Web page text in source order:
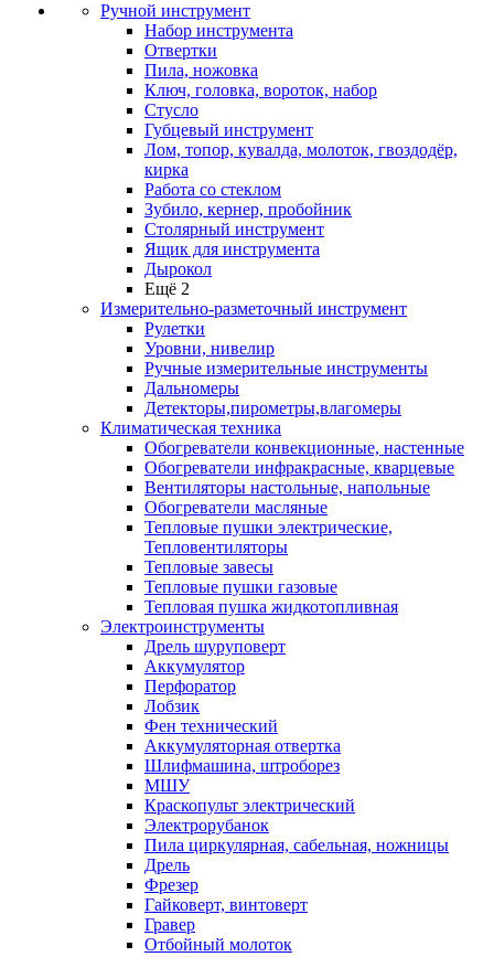
Ручной инструмент
Набор инструмента
Отвертки
Пила, ножовка
Ключ, головка, вороток, набор
Стусло
Губцевый инструмент
Лом, топор, кувалда, молоток, гвоздодёр,
кирка
Работа со стеклом
Зубило, кернер, пробойник
Столярный инструмент
Ящик для инструмента
Дырокол
Ещё 2
Измерительно-разметочный инструмент
Рулетки
Уровни, нивелир
Ручные измерительные инструменты
Дальномеры
Детекторы,пирометры,влагомеры
Климатическая техника
Обогреватели конвекционные, настенные
Обогреватели инфракрасные, кварцевые
Вентиляторы настольные, напольные
Обогреватели масляные
Тепловые пушки электрические,
Тепловентиляторы
Тепловые завесы
Тепловые пушки газовые
Тепловая пушка жидкотопливная
Электроинструменты
Дрель шуруповерт
Аккумулятор
Перфоратор
Лобзик
Фен технический
Аккумуляторная отвертка
Шлифмашина, штроборез
МШУ
Краскопульт электрический
Электрорубанок
Пила циркулярная, сабельная, ножницы
Дрель
Фрезер
Гайковерт, винтоверт
Гравер
Отбойный молоток